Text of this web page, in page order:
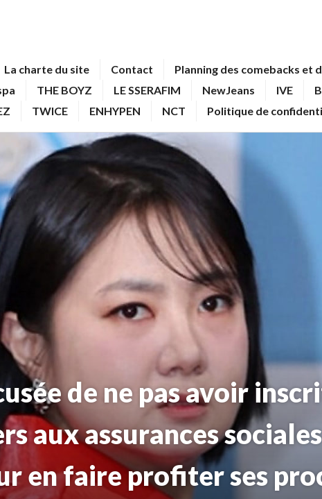
La charte du site Contact Planning des comebacks et
THE BOYZ LE SSERAFIM NewJeans IVE
TWICE ENHYPEN NCT Politique de
de ne pas avoir
aux assurances sociales
en faire profiter ses